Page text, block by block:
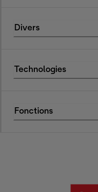
Divers
Technologies
Fonctions